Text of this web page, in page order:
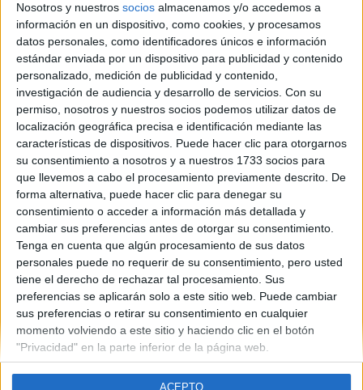
Nosotros y nuestros socios almacenamos y/o accedemos a
información en un dispositivo, como cookies, y procesamos
datos personales, como identificadores únicos e información
estándar enviada por un dispositivo para publicidad y contenido
personalizado, medición de publicidad y contenido,
investigación de audiencia y desarrollo de servicios. Con su
permiso, nosotros y nuestros socios podemos utilizar datos de
localización geográfica precisa e identificación mediante las
características de dispositivos. Puede hacer clic para otorgarnos
su consentimiento a nosotros y a nuestros 1733 socios para
que llevemos a cabo el procesamiento previamente descrito. De
forma alternativa, puede hacer clic para denegar su
consentimiento o acceder a información más detallada y
cambiar sus preferencias antes de otorgar su consentimiento.
Tenga en cuenta que algún procesamiento de sus datos
personales puede no requerir de su consentimiento, pero usted
tiene el derecho de rechazar tal procesamiento. Sus
preferencias se aplicarán solo a este sitio web. Puede cambiar
sus preferencias o retirar su consentimiento en cualquier
momento volviendo a este sitio y haciendo clic en el botón
"Privacidad" en la parte inferior de la página web.
ACEPTO
Comunidad:
Aragón
Año del examen:
2013
Mes de examen:
Junio
Asignatura:
Matemáticas II
Fichero Examen:
examen-selectividad-matematicas-ii-aragon-2013-junio.pdf
Quiénes somos| Contactar| Anúnciate
Aviso legal|Politica de privacidad|Condiciones generales
de cookies
© 2003-2026Compás Mediterráneo S.L.- Diego de León 47 - 28006
Madrid [ESPAÑA] - Tel. +34 91 593 2767